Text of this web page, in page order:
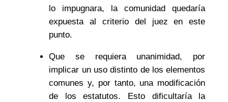
lo impugnara, la comunidad quedaría
expuesta al criterio del juez en este
punto.
Que se requiera unanimidad, por
implicar un uso distinto de los elementos
comunes y, por tanto, una modificación
de los estatutos. Esto dificultaría la